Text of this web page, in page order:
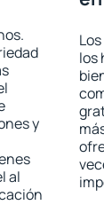
y
al
los